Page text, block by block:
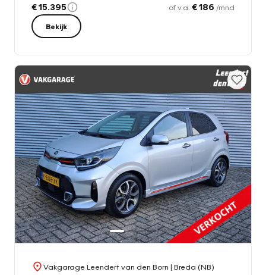
€ 15.395 of v.a. € 186 /mnd
Bekijk
Vakgarage Leendert van den Born | Breda (NB)